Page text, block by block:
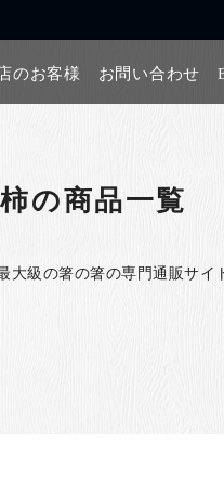
のお客様 お問い合わせ
の商品一覧
級の箸の箸の専門通販サイ